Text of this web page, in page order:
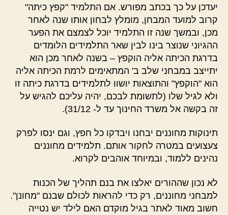
יעדכן על כך בכתב מפורש. אם התלמיד "קפץ כיתה"
קרוב למועד המבחן, מומלץ לבחון אותו שנה לאחר
מכן, ובמשך שנה זו התלמיד יוכל לצמצם את הפער
ההגיוני שנוצר בינו לבין שאר התלמידים הלומדים
בדרגת הכיתה אליה הוקפץ – בשנה לאחר מכן הוא
יתייצב במבחני שלב ב' המתאימים לרמת הכיתה אליה
הוא "הוקפץ" והתוצאות יושוו לתלמידים בדרגת כיתה זו
ולא לגיל שלו (לתשומת לבכם, יהיה עליכם להגיש על
זה בקשה אל משרד החינוך עד ל- 31/12).
תינוקות מחוננים יבחנו ויבדקו כל חפץ, וגם ינסו לפרק
צעצועים במטרה לחקור אותם. תלמידים מחוננים
נהינים ללמוד, ובמיוחד אוהבים לקרוא.
לא נכון שההורים יאלצו את בנם תהליך של הכנות
למבחני מחוננים, רק כדי להראות לכולם שבנם "מחונן".
חשוב מאוד לאתר בגיל מוקדם האם לילד יש נטייה